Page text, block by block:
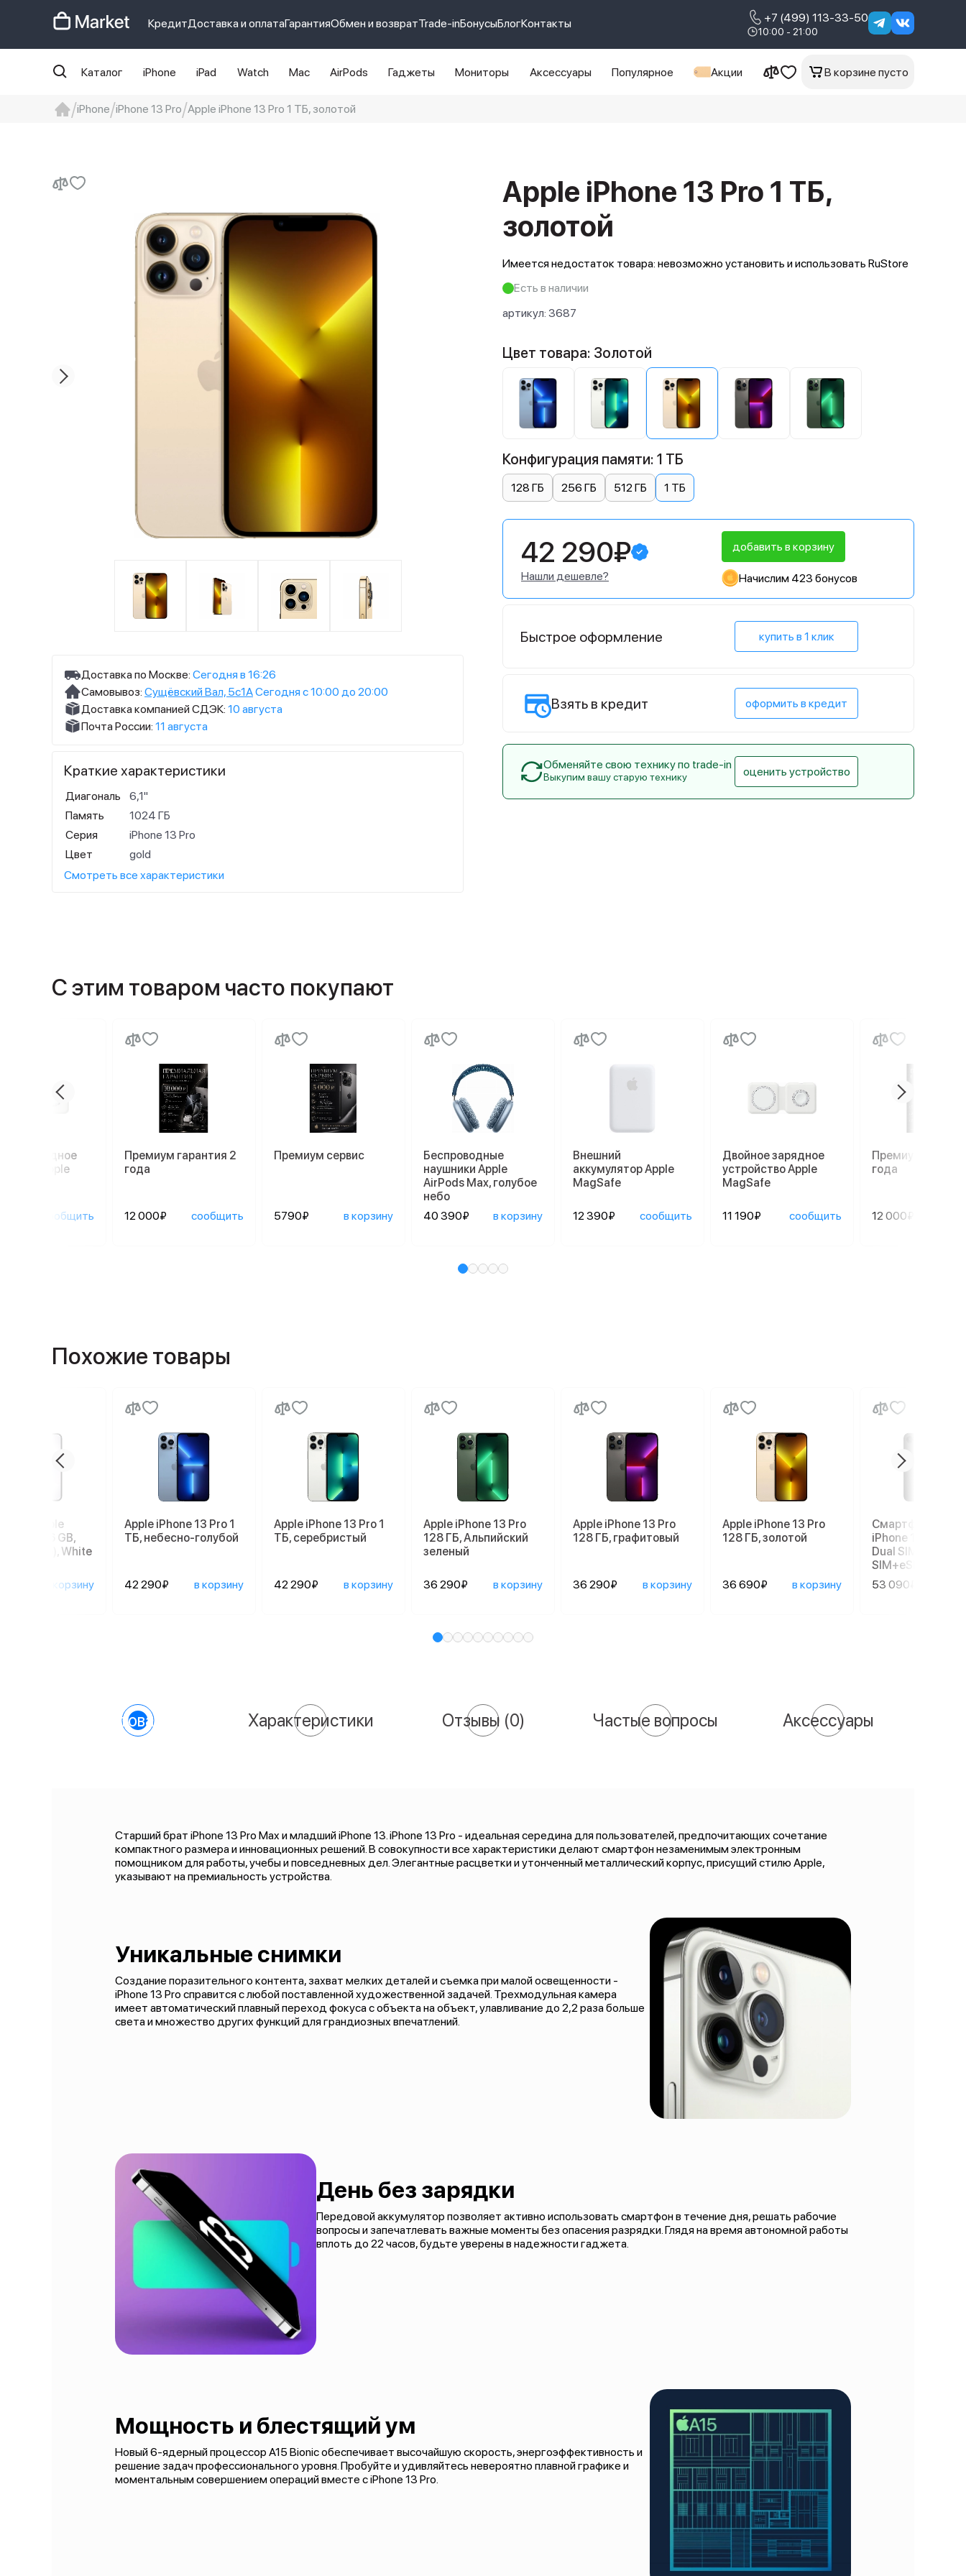
КредитДоставка и оплатаГарантияОбмен и возвратTrade-inБонусыБлогКонтакты +7 (499) 113-33-50
10:00 - 21:00
Каталог iPhone iPad Watch Mac AirPods Гаджеты Мониторы Аксессуары Популярное Акции В корзине пусто
iPhone iPhone 13 Pro Apple iPhone 13 Pro 1 ТБ, золотой
Apple iPhone 13 Pro 1 ТБ,
золотой
Имеется недостаток товара: невозможно установить и использовать RuStore
Есть в наличии
артикул: 3687
Доставка по Москве: Сегодня в 16:26
Самовывоз: Сущёвский Вал, 5с1АСегодня с 10:00 до 20:00
Доставка компанией СДЭК: 10 августа
Почта России: 11 августа
Краткие характеристики
Диагональ
6,1"
Память
1024 ГБ
Серия
iPhone 13 Pro
Цвет
gold
Смотреть все характеристики
Цвет товара: Золотой
Конфигурация памяти: 1 ТБ
128 ГБ 256 ГБ 512 ГБ 1 ТБ
42 290₽
Нашли дешевле?
добавить в корзину
Начислим 423 бонусов
Быстрое оформление купить в 1 клик
Взять в кредит оформить в кредит
Обменяйте свою технику по trade-in
Выкупим вашу старую технику оценить устройство
С этим товаром часто покупают
зарядное
Apple
сообщить
Премиум гарантия 2
года
12 000₽ сообщить
Премиум сервис
5790₽ в корзину
Беспроводные
наушники Apple
AirPods Max, голубое
небо
40 390₽
в корзину
Внешний
аккумулятор Apple
MagSafe
12 390₽ сообщить
Двойное зарядное
устройство Apple
MagSafe
11 190₽ сообщить
Премиум
года
12 000₽
Похожие товары
Apple
17e 256 GB,
(eSIM), White
в корзину
Apple iPhone 13 Pro 1
ТБ, небесно-голубой
42 290₽ в корзину
Apple iPhone 13 Pro 1
ТБ, серебристый
42 290₽ в корзину
Apple iPhone 13 Pro
128 ГБ, Альпийский
зеленый
36 290₽ в корзину
Apple iPhone 13 Pro
128 ГБ, графитовый
36 290₽ в корзину
Apple iPhone 13 Pro
128 ГБ, золотой
36 690₽ в корзину
Смартфон Apple
iPhone 17e 256
Dual SIM (nano
SIM+eSIM), Black
53 090₽
О товаре Характеристики Отзывы (0) Частые вопросы Аксессуары
Старший брат iPhone 13 Pro Max и младший iPhone 13. iPhone 13 Pro - идеальная середина для пользователей, предпочитающих сочетание
компактного размера и инновационных решений. В совокупности все характеристики делают смартфон незаменимым электронным
помощником для работы, учебы и повседневных дел. Элегантные расцветки и утонченный металлический корпус, присущий стилю Apple,
указывают на премиальность устройства.
Уникальные снимки
Создание поразительного контента, захват мелких деталей и съемка при малой освещенности -
iPhone 13 Pro справится с любой поставленной художественной задачей. Трехмодульная камера
имеет автоматический плавный переход фокуса с объекта на объект, улавливание до 2,2 раза больше
света и множество других функций для грандиозных впечатлений.
День без зарядки
Передовой аккумулятор позволяет активно использовать смартфон в течение дня, решать рабочие
вопросы и запечатлевать важные моменты без опасения разрядки. Глядя на время автономной работы
вплоть до 22 часов, будьте уверены в надежности гаджета.
Мощность и блестящий ум
Новый 6-ядерный процессор A15 Bionic обеспечивает высочайшую скорость, энергоэффективность и
решение задач профессионального уровня. Пробуйте и удивляйтесь невероятно плавной графике и
моментальным совершением операций вместе с iPhone 13 Pro.